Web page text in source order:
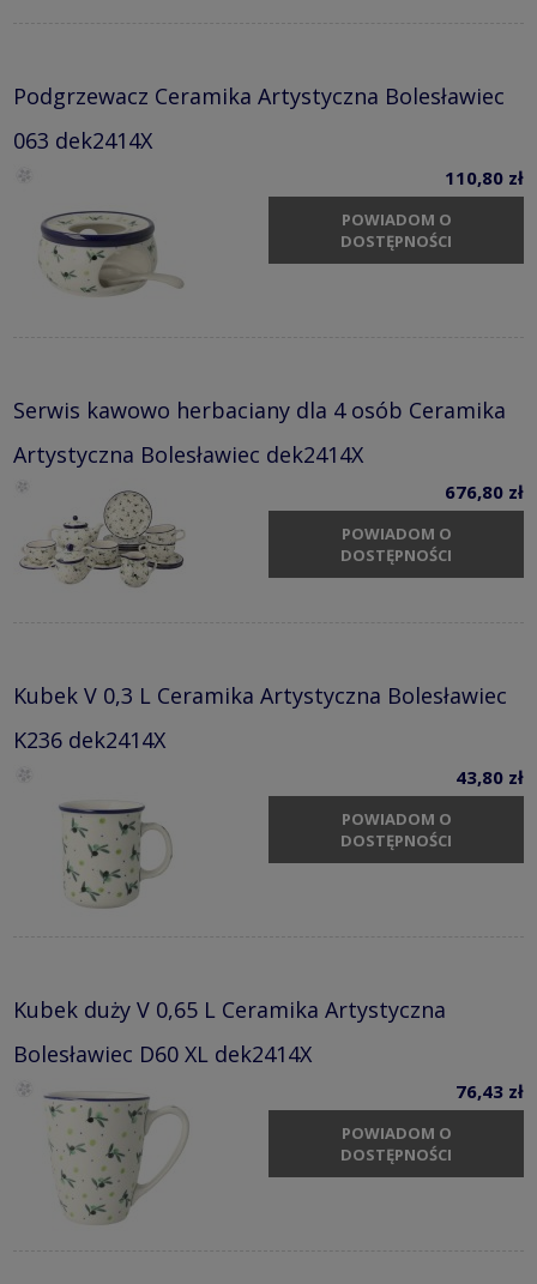
Podgrzewacz Ceramika Artystyczna Bolesławiec
063 dek2414X
110,80 zł
POWIADOM O
DOSTĘPNOŚCI
Serwis kawowo herbaciany dla 4 osób Ceramika
Artystyczna Bolesławiec dek2414X
676,80 zł
POWIADOM O
DOSTĘPNOŚCI
Kubek V 0,3 L Ceramika Artystyczna Bolesławiec
K236 dek2414X
43,80 zł
POWIADOM O
DOSTĘPNOŚCI
Kubek duży V 0,65 L Ceramika Artystyczna
Bolesławiec D60 XL dek2414X
76,43 zł
POWIADOM O
DOSTĘPNOŚCI